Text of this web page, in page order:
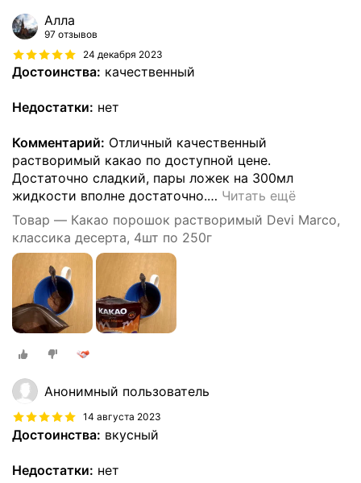
Алла
97 отзывов
24 декабря 2023
Достоинства: качественный
Недостатки: нет
Комментарий: Отличный качественный
растворимый какао по доступной цене.
Достаточно сладкий, пары ложек на 300мл
жидкости вполне достаточно.… Читать ещё
Товар — Какао порошок растворимый Devi Marco,
классика десерта, 4шт по 250г
Анонимный пользователь
14 августа 2023
Достоинства: вкусный
Недостатки: нет